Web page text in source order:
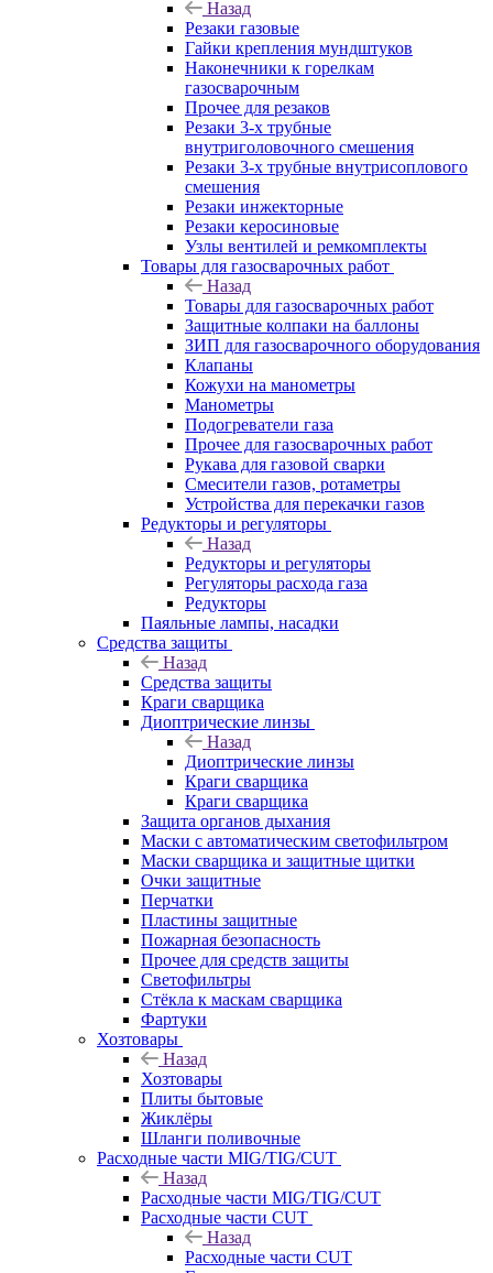
Назад
Резаки газовые
Гайки крепления мундштуков
Наконечники к горелкам
газосварочным
Прочее для резаков
Резаки 3-х трубные
внутриголовочного смешения
Резаки 3-х трубные внутрисоплового
смешения
Резаки инжекторные
Резаки керосиновые
Узлы вентилей и ремкомплекты
Товары для газосварочных работ
Назад
Товары для газосварочных работ
Защитные колпаки на баллоны
ЗИП для газосварочного оборудования
Клапаны
Кожухи на манометры
Манометры
Подогреватели газа
Прочее для газосварочных работ
Рукава для газовой сварки
Смесители газов, ротаметры
Устройства для перекачки газов
Редукторы и регуляторы
Назад
Редукторы и регуляторы
Регуляторы расхода газа
Редукторы
Паяльные лампы, насадки
Средства защиты
Назад
Средства защиты
Краги сварщика
Диоптрические линзы
Назад
Диоптрические линзы
Краги сварщика
Краги сварщика
Защита органов дыхания
Маски с автоматическим светофильтром
Маски сварщика и защитные щитки
Очки защитные
Перчатки
Пластины защитные
Пожарная безопасность
Прочее для средств защиты
Светофильтры
Стёкла к маскам сварщика
Фартуки
Хозтовары
Назад
Хозтовары
Плиты бытовые
Жиклёры
Шланги поливочные
Расходные части MIG/TIG/CUT
Назад
Расходные части MIG/TIG/CUT
Расходные части CUT
Назад
Расходные части CUT